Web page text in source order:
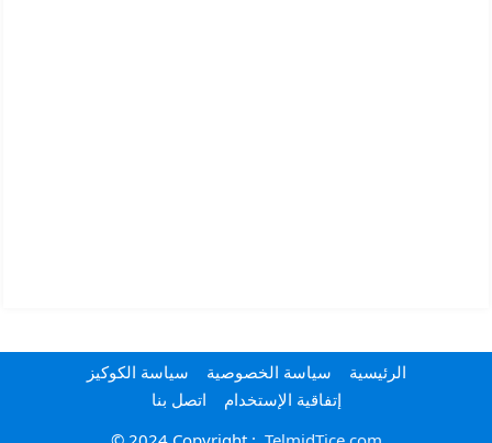
الرئيسية سياسة الخصوصية
سياسة الكوكيز
إتفاقية الإستخدام
اتصل بنا